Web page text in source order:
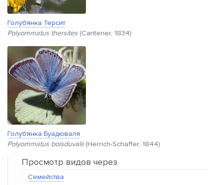
Голубянка Терсит
Polyommatus thersites (Cantener, 1834)
Голубянка Буадюваля
Polyommatus boisduvalii(Herrich-Schaffer, 1844)
Просмотр видов через
Семейства